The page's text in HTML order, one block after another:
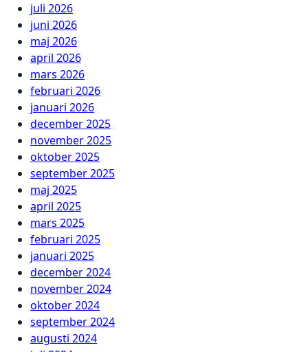
juli 2026
juni 2026
maj 2026
april 2026
mars 2026
februari 2026
januari 2026
december 2025
november 2025
oktober 2025
september 2025
maj 2025
april 2025
mars 2025
februari 2025
januari 2025
december 2024
november 2024
oktober 2024
september 2024
augusti 2024